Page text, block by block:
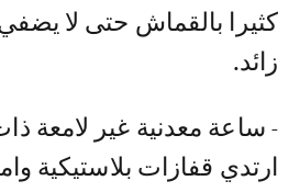
كثيرا بالقماش حتى لا
زائد.
- ساعة معدنية غير لامعة
ارتدي قفازات بلاستيكية